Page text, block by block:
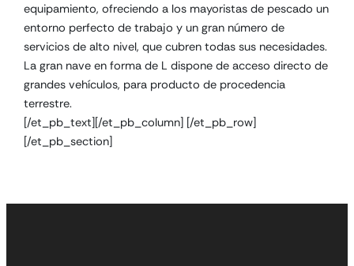
equipamiento, ofreciendo a los mayoristas de pescado un
entorno perfecto de trabajo y un gran número de
servicios de alto nivel, que cubren todas sus necesidades.
La gran nave en forma de L dispone de acceso directo de
grandes vehículos, para producto de procedencia
terrestre.
[/et_pb_text][/et_pb_column] [/et_pb_row]
[/et_pb_section]